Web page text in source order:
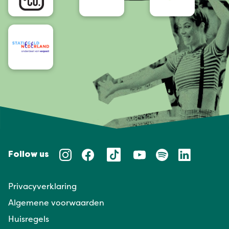
Follow us
Privacyverklaring
Algemene voorwaarden
Huisregels